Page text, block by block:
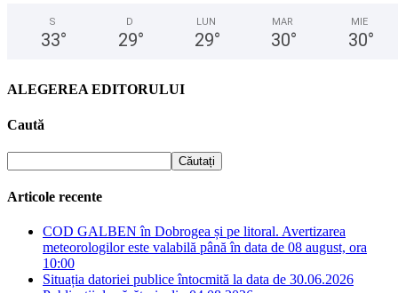
S
33°
D
29°
LUN
29°
MAR
30°
MIE
30°
ALEGEREA EDITORULUI
Caută
Articole recente
COD GALBEN în Dobrogea și pe litoral. Avertizarea
meteorologilor este valabilă până în data de 08 august, ora
10:00
Situația datoriei publice întocmită la data de 30.06.2026